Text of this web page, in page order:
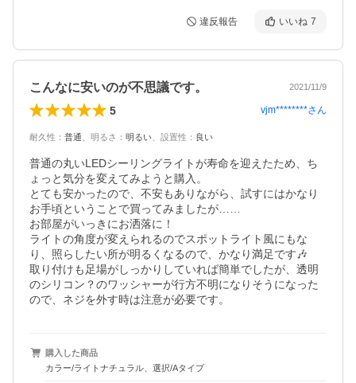
違反報告 いいね 7
こんなに安いのが不思議です。 2021/11/9
5 vjm********さん
耐久性 ： 普通 明るさ ： 明るい 設置性 ： 良い
普通の丸いLEDシーリングライトが寿命を迎えたため、ち
ょっと気分を変えてみようと購入。
とても安かったので、不安もありながら、試すにはかなり
お手頃ということで買ってみましたが……
お部屋がいっきにお洒落に！
ライトの角度が変えられるのでスポットライト風にもな
り、照らしたい所が明るくなるので、かなり満足です🎶
取り付けも足場がしっかりしていれば簡単でしたが、透明
のシリコン？のワッシャーが行方不明になりそうになった
ので、ネジを外す時は注意が必要です。
購入した商品
カラー/ライトナチュラル、選択/Aタイプ